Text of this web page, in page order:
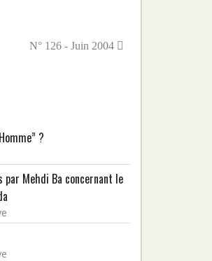
N° 126 - Juin 2004
?
Mehdi Ba concernant le